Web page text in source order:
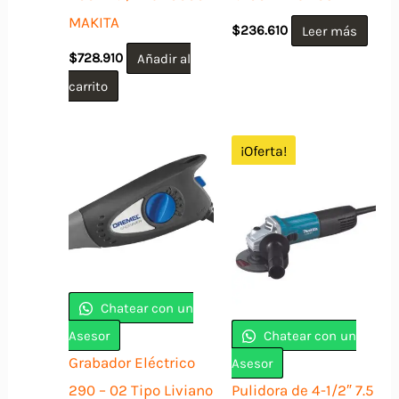
MAKITA
$728.910
Añadir al
carrito
$236.610 Leer más
Chatear con un
Asesor
Grabador Eléctrico
290 – 02 Tipo Liviano
¡Oferta!
Chatear con un
Asesor
Pulidora de 4-1/2″ 7.5